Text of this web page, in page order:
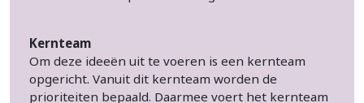
Kernteam
Om deze ideeën uit te voeren is een kernteam
opgericht. Vanuit dit kernteam worden de
prioriteiten bepaald. Daarmee voert het kernteam